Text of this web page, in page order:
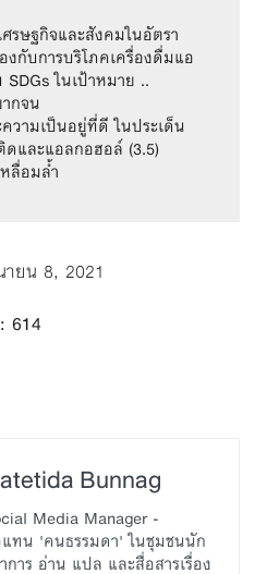
รษฐกิจและสังคมในอัตรา
งกับการบริโภคเครื่องดื่มแอ
ในเป้าหมาย ..
กจน
วามเป็นอยู่ที่ดี ในประเด็น
ดและแอลกอฮอล์ (3.5)
ลื่อมล้ำ
ยน 8, 2021
614
Bunnag
Media Manager -
ทน 'คนธรรมดา' ในชุมชนนัก
การ อ่าน แปล และสื่อสารเรื่อง